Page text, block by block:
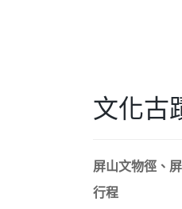
文化古
屏山文物徑、
行程